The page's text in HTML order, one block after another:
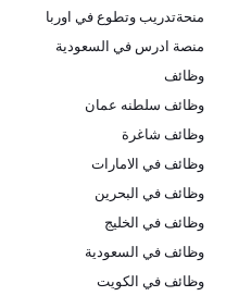
منحةتدريب وتطوع في اوربا
منصة ادرس في السعودية
وظائف
وظائف سلطنه عمان
وظائف شاغرة
وظائف في الامارات
وظائف في البحرين
وظائف في الخليج
وظائف في السعودية
وظائف في الكويت